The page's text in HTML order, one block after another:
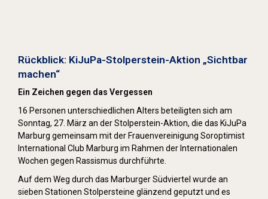
Rückblick: KiJuPa-Stolperstein-Aktion „Sichtbar
machen“
Ein Zeichen gegen das Vergessen
16 Personen unterschiedlichen Alters beteiligten sich am
Sonntag, 27. März an der Stolperstein-Aktion, die das KiJuPa
Marburg gemeinsam mit der Frauenvereinigung Soroptimist
International Club Marburg im Rahmen der Internationalen
Wochen gegen Rassismus durchführte.
Auf dem Weg durch das Marburger Südviertel wurde an
sieben Stationen Stolpersteine glänzend geputzt und es